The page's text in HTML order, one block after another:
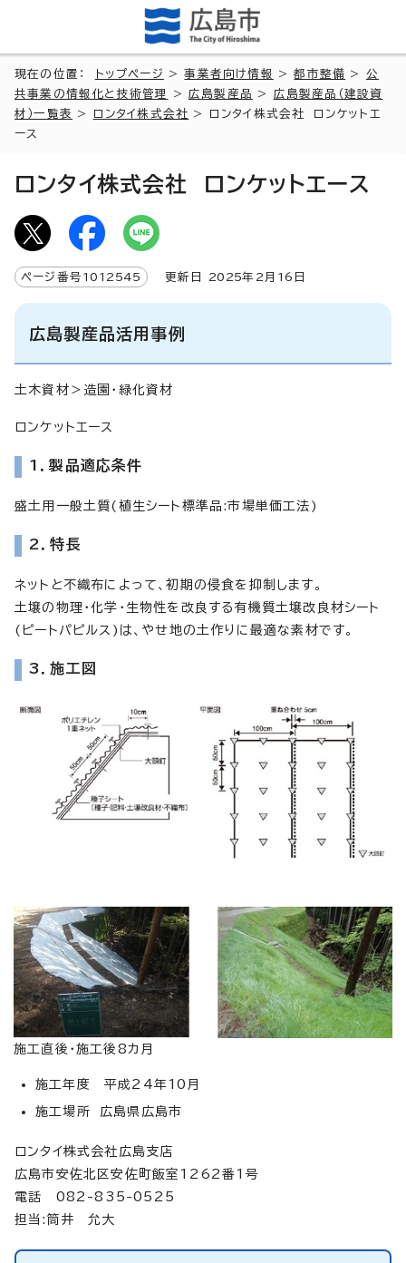
現在の位置： トップページ >事業者向け情報 >都市整備 > 公
共事業の情報化と技術管理
>広島製産品 > 広島製産品（建設資
材）一覧表
> ロンタイ株式会社 > ロンタイ株式会社 ロンケットエ
ース
ロンタイ株式会社 ロンケットエース
ページ番号 1012545 更新日 2025年2月 16 日
広島製産品活用事例
土木資材＞造園・緑化資材
ロンケットエース
1．製品適応条件
盛土用一般土質(植生シート標準品:市場単価工法)
2．特長
ネットと不織布によって、初期の侵食を抑制します。
土壌の物理・化学・生物性を改良する有機質土壌改良材シート
(ピートパピルス)は、やせ地の土作りに最適な素材です。
3．施工図
施工直後・施工後8カ月
施工年度 平成24年10月
施工場所 広島県広島市
ロンタイ株式会社広島支店
広島市安佐北区安佐町飯室1262番1号
電話 082-835-0525
担当:筒井 允大